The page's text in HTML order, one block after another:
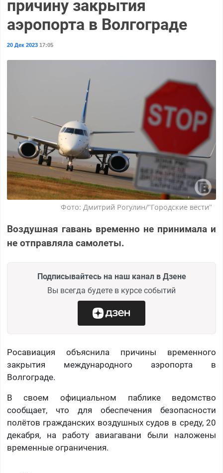
причину закрытия
аэропорта в Волгограде
20 Дек 202317:05
Фото: Дмитрий Рогулин/"Городские вести"
Воздушная гавань временно не принимала и
не отправляла самолеты.
Подписывайтесь на наш канал в Дзене
Вы всегда будете в курсе событий
Росавиация объяснила причины временного
закрытия международного аэропорта в
Волгограде.
В своем официальном паблике ведомство
сообщает, что для обеспечения безопасности
полётов гражданских воздушных судов в среду, 20
декабря, на работу авиагавани были наложены
временные ограничения.